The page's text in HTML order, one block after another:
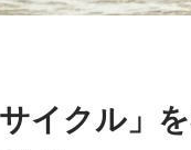
イクル」を